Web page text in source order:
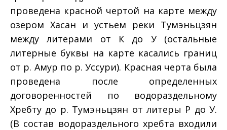
проведена красной чертой на карте между
озером Хасан и устьем реки Тумэньцзян
между литерами от К до У (остальные
литерные буквы на карте касались границ
от р. Амур по р. Уссури). Красная черта была
проведена после определенных
договоренностей по водораздельному
Хребту до р. Тумэньцзян от литеры Р до У.
(В состав водораздельного хребта входили